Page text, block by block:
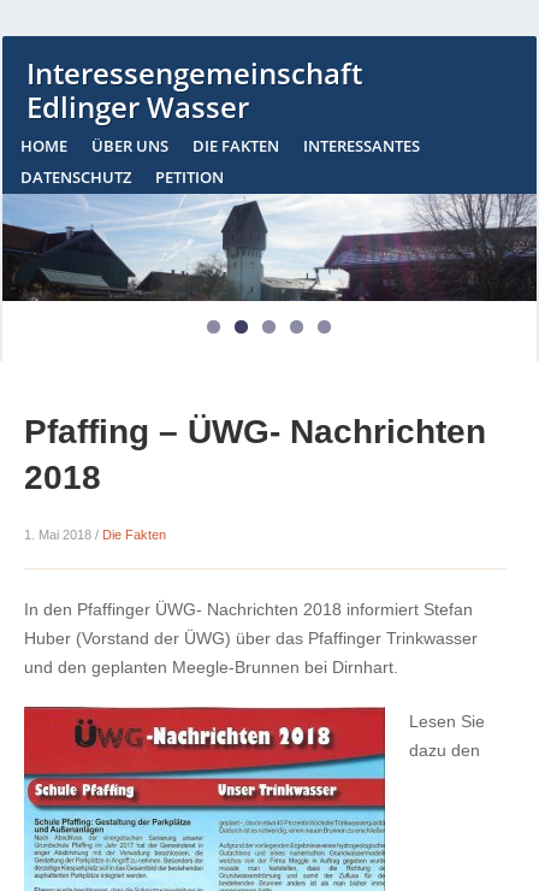
Interessengemeinschaft
Edlinger Wasser
HOME ÜBER UNS DIE FAKTEN
INTERESSANTES
DATENSCHUTZ
PETITION
Pfaffing – ÜWG- Nachrichten
2018
1. Mai 2018 / Die Fakten
In den Pfaffinger ÜWG- Nachrichten 2018 informiert Stefan
Huber (Vorstand der ÜWG) über das Pfaffinger Trinkwasser
und den geplanten Meegle-Brunnen bei Dirnhart.
Lesen Sie
dazu den